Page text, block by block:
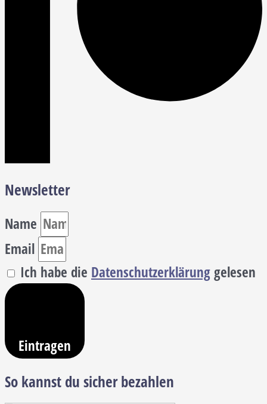
Newsletter
Name
Email
Ich habe die Datenschutzerklärunggelesen
Eintragen
So kannst du sicher bezahlen